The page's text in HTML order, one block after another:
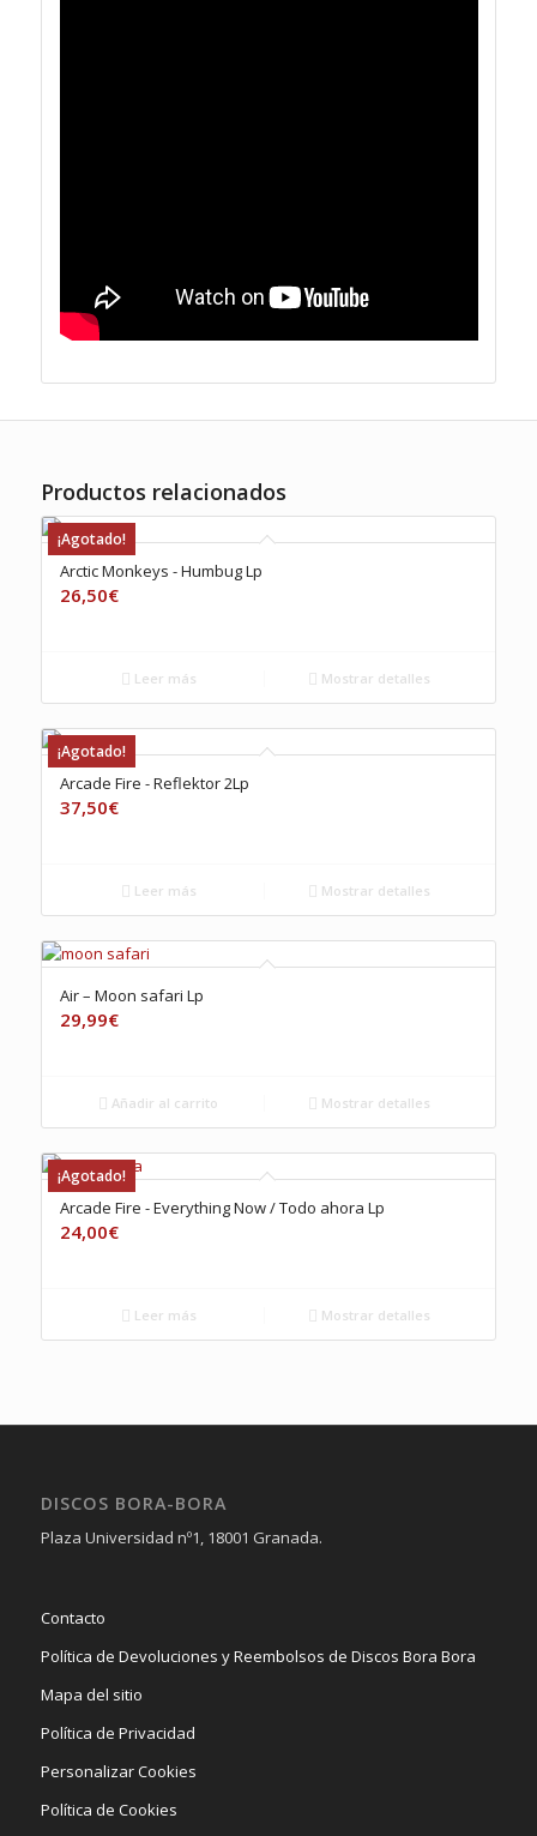
Productos relacionados
¡Agotado!
Arctic Monkeys ‎- Humbug Lp
26,50€
Leer más Mostrar detalles
¡Agotado!
Arcade Fire ‎- Reflektor 2Lp
37,50€
Leer más Mostrar detalles
Air – Moon safari Lp
29,99€
Añadir al carrito Mostrar detalles
¡Agotado!
Arcade Fire ‎- Everything Now / Todo ahora Lp
24,00€
Leer más Mostrar detalles
DISCOS BORA-BORA
Plaza Universidad nº1, 18001 Granada.
Contacto
Política de Devoluciones y Reembolsos de Discos Bora Bora
Mapa del sitio
Política de Privacidad
Personalizar Cookies
Política de Cookies